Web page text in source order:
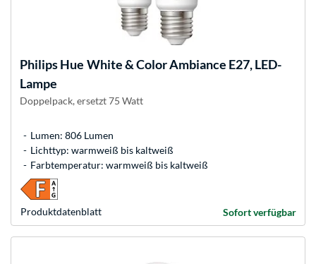
Philips Hue White & Color Ambiance E27, LED-
Lampe
Doppelpack, ersetzt 75 Watt
Lumen: 806 Lumen
Lichttyp: warmweiß bis kaltweiß
Farbtemperatur: warmweiß bis kaltweiß
Produkt­datenblatt Sofort verfügbar